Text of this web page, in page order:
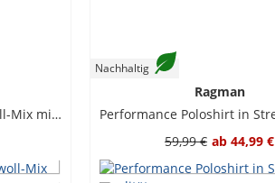
Poloshirt aus einem Baumwoll-Mix mit feinem Print
Nachhaltig
Ragman
59,99 € ab 44,99 €